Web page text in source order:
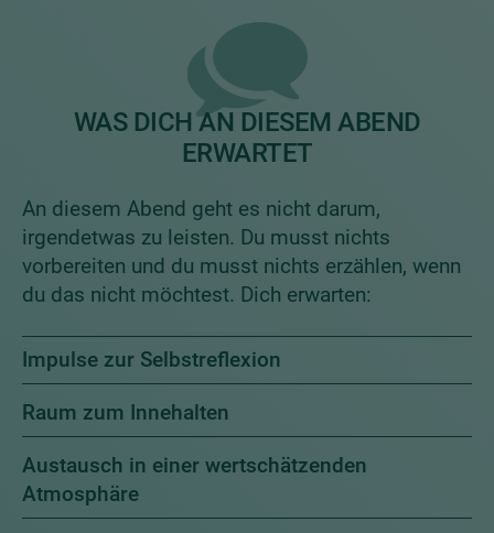
WAS DICH AN DIESEM ABEND
ERWARTET
An diesem Abend geht es nicht darum,
irgendetwas zu leisten. Du musst nichts
vorbereiten und du musst nichts erzählen, wenn
du das nicht möchtest. Dich erwarten:
Impulse zur Selbstreflexion
Raum zum Innehalten
Austausch in einer wertschätzenden
Atmosphäre